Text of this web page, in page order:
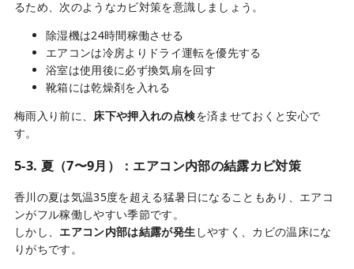
るため、次のようなカビ対策を意識しましょう。
除湿機は24時間稼働させる
エアコンは冷房よりドライ運転を優先する
浴室は使用後に必ず換気扇を回す
靴箱には乾燥剤を入れる
梅雨入り前に、 床下や押入れの点検を済ませておくと安心で
す。
5-3. 夏（7〜9月）：エアコン内部の結露カビ対策
香川の夏は気温35度を超える猛暑日になることもあり、エアコ
ンがフル稼働しやすい季節です。
しかし、 エアコン内部は結露が発生 しやすく、カビの温床にな
りがちです。